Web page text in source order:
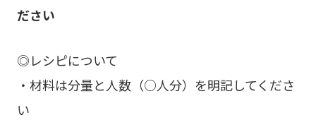
ださい
◎レシピについて
・材料は分量と人数（○人分）を明記してくださ
い